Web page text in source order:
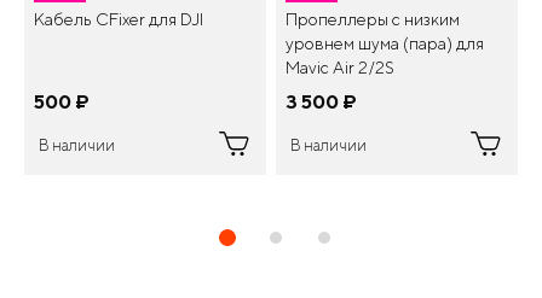
Кабель CFixer для DJI
500 ¤
В наличии
Пропеллеры с низким
уровнем шума (пара) для
Mavic Air 2/2S
3 500 ¤
В наличии